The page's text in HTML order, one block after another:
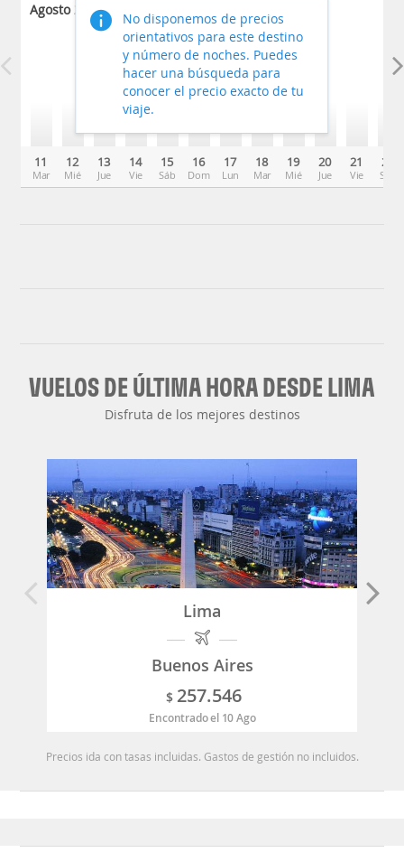
Agosto 2026
11
Mar
12
Mié
13
Jue
14
Vie
15
Sáb
16
Dom
17
Lun
18
Mar
19
Mié
20
Jue
21
Vie
22
Sáb
No disponemos de precios
orientativos para este destino
y número de noches. Puedes
hacer una búsqueda para
conocer el precio exacto de tu
viaje.
VUELOS DE ÚLTIMA HORA DESDE LIMA
Disfruta de los mejores destinos
Lima
Buenos Aires
$ 257.546
Encontrado el 10 Ago
Precios ida con tasas incluidas. Gastos de gestión no incluidos.